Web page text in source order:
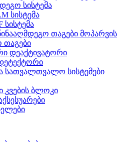
სისტემა
სისტემა
სისტემა
მოპარვის
თაგები
დეაქტივატორი
კვების ბლოკი